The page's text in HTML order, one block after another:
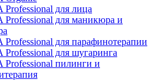
для лица
Professional для маникюра и
для парафинотерапии
для шугаринга
Professional пилинги и